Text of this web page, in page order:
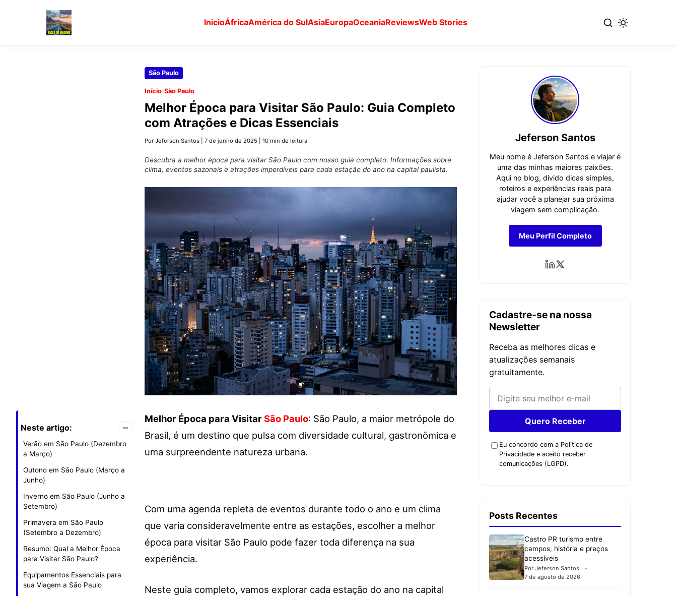
InicioÁfricaAmérica do SulAsiaEuropaOceaniaReviewsWeb Stories
São Paulo
Início›São Paulo
Melhor Época para Visitar São Paulo: Guia Completo
com Atrações e Dicas Essenciais
Por Jeferson Santos 7 de junho de 2025 10 min de leitura
Descubra a melhor época para visitar São Paulo com nosso guia completo. Informações sobre
clima, eventos sazonais e atrações imperdíveis para cada estação do ano na capital paulista.
Neste artigo: –
Verão em São Paulo (Dezembro
a Março)
Outono em São Paulo (Março a
Junho)
Inverno em São Paulo (Junho a
Setembro)
Primavera em São Paulo
(Setembro a Dezembro)
Resumo: Qual a Melhor Época
para Visitar São Paulo?
Equipamentos Essenciais para
sua Viagem a São Paulo
Melhor Época para VisitarSão Paulo: São Paulo, a maior metrópole do
Brasil, é um destino que pulsa com diversidade cultural, gastronômica e
uma surpreendente natureza urbana.
Com uma agenda repleta de eventos durante todo o ano e um clima
que varia consideravelmente entre as estações, escolher a melhor
época para visitar São Paulo pode fazer toda diferença na sua
experiência.
Neste guia completo, vamos explorar cada estação do ano na capital
Jeferson Santos
Meu nome é Jeferson Santos e viajar é
uma das minhas maiores paixões.
Aqui no blog, divido dicas simples,
roteiros e experiências reais para
ajudar você a planejar sua próxima
viagem sem complicação.
Meu Perfil Completo
Cadastre-se na nossa
Newsletter
Receba as melhores dicas e
atualizações semanais
gratuitamente.
Quero Receber
Eu concordo com a Política de
Privacidade e aceito receber
comunicações (LGPD).
Posts Recentes
Castro PR turismo entre
campos, história e preços
acessíveis
Por Jeferson Santos
7 de agosto de 2026